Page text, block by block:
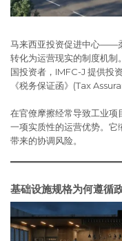
马来西亚投资促进中心——
转化为运营现实的制度机制
国投资者，IMFC-J 提供投
《税务保证函》(Tax
在官僚摩擦经常导致工业项
一项实质性的运营优势。
带来的协调风险。
基础设施规格为何遵循